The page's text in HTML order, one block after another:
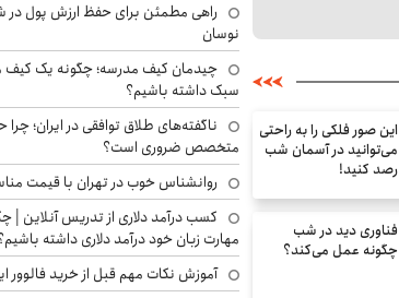
این صور فلکی را به راحتی
می‌توانید در آسمان شب
رصد کنید!
فناوری دید در شب
چگونه عمل می‌کند؟
راهی مطمئن برای حفظ ارزش پول در
نوسان
چیدمان کیف مدرسه؛ چگونه یک کیف
سبک داشته باشیم؟
ناگفته‌های طلاق توافقی در ایران؛
متخصص ضروری است؟
روانشناس خوب در تهران با قیمت
کسب درآمد دلاری از تدریس آنلاین |
مهارت زبان خود درآمد دلاری داشته
آموزش نکات مهم قبل از خرید فالوور